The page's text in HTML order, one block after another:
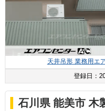
天井吊形 業務用エ
登録日：
石川県 能美市 木